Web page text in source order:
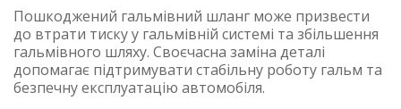
Пошкоджений гальмівний шланг може призвести
до втрати тиску у гальмівній системі та збільшення
гальмівного шляху. Своєчасна заміна деталі
допомагає підтримувати стабільну роботу гальм та
безпечну експлуатацію автомобіля.